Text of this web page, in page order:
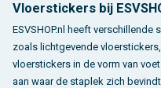
Vloerstickers bij
ESVSHOP.nl heeft
zoals lichtgevende
vloerstickers in de vorm van
aan waar de staplek zich